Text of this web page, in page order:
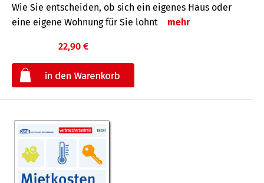
Wie Sie entscheiden, ob sich ein eigenes Haus oder
eine eigene Wohnung für Sie lohnt
mehr
22,90 €